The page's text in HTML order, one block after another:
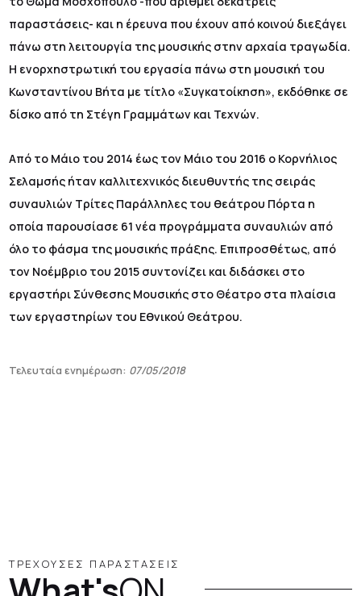
παραστάσεις- και η έρευνα που έχουν από κοινού διεξάγει
πάνω στη λειτουργία της μουσικής στην αρχαία τραγωδία.
Η ενορχηστρωτική του εργασία πάνω στη μουσική του
Κωνσταντίνου Βήτα με τίτλο «Συγκατοίκηση», εκδόθηκε σε
δίσκο από τη Στέγη Γραμμάτων και Τεχνών.
Από το Μάιο του 2014 έως τον Μάιο του 2016 ο Κορνήλιος
Σελαμσής ήταν καλλιτεχνικός διευθυντής της σειράς
συναυλιών Τρίτες Παράλληλες του θεάτρου Πόρτα η
οποία παρουσίασε 61 νέα προγράμματα συναυλιών από
όλο το φάσμα της μουσικής πράξης. Επιπροσθέτως, από
τον Νοέμβριο του 2015 συντονίζει και διδάσκει στο
εργαστήρι Σύνθεσης Μουσικής στο Θέατρο στα πλαίσια
των εργαστηρίων του Εθνικού Θεάτρου.
Τελευταία ενημέρωση: 07/05/2018
ΤΡΕΧΟΥΣΕΣ ΠΑΡΑΣΤΑΣΕΙΣ